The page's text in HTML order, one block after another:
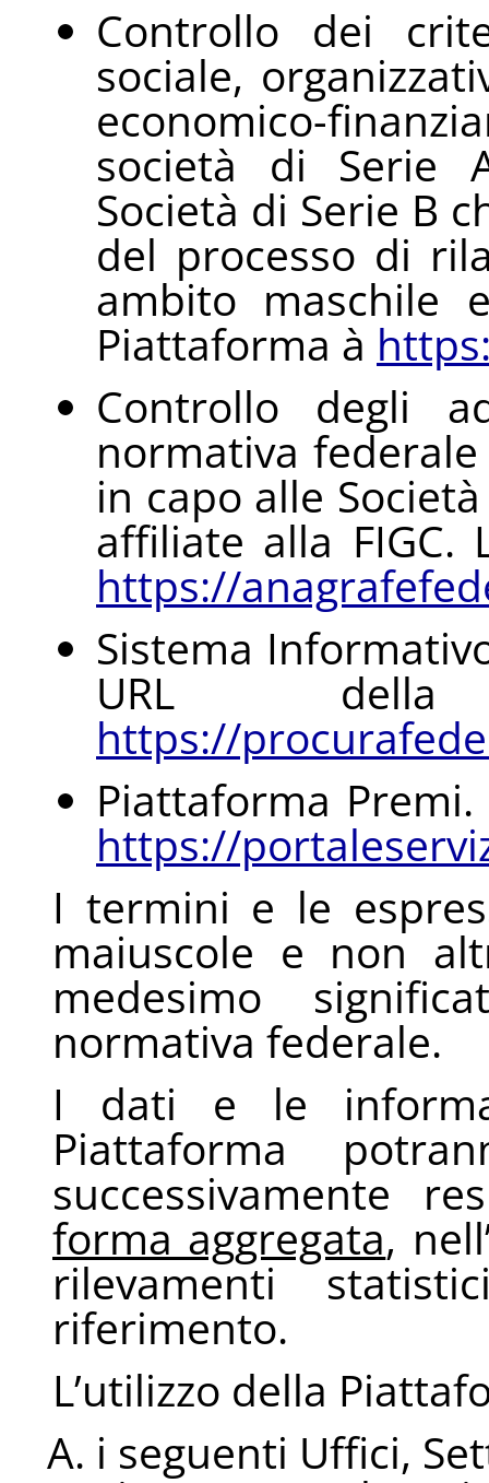
Controllo dei
sociale,
economico-
società di Serie
Società di Serie B
del processo di
ambito maschile
Piattaforma à
Controllo degli
normativa
in capo alle
affiliate alla FIGC.
https://
Sistema
URL
https://
Piattaforma
https://
I termini e le
maiuscole e non
medesimo
normativa federale.
I dati e le
Piattaforma
successivamente
forma aggregata,
rilevamenti
riferimento.
L’utilizzo della
i seguenti Uffici,